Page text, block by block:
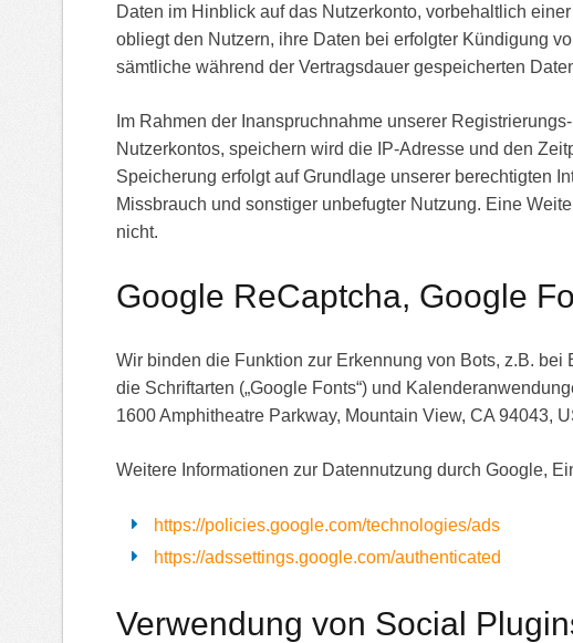
Daten im Hinblick auf das Nutzerkonto, vorbehaltlich
obliegt den Nutzern, ihre Daten bei erfolgter Kündigung
sämtliche während der Vertragsdauer gespeicherten
Im Rahmen der Inanspruchnahme unserer
Nutzerkontos, speichern wird die IP-Adresse und den
Speicherung erfolgt auf Grundlage unserer berechtigten
Missbrauch und sonstiger unbefugter Nutzung. Eine
nicht.
Google ReCaptcha, Google
Wir binden die Funktion zur Erkennung von Bots, z.B.
die Schriftarten („Google Fonts“) und
1600 Amphitheatre Parkway, Mountain View, CA 94043,
Weitere Informationen zur Datennutzung durch Google,
https://policies.google.com/technologies/ads
https://adssettings.google.com/authenticated
Verwendung von Social